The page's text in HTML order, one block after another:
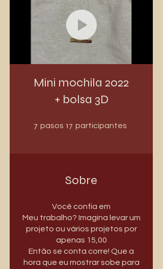
Mini mochila 2022
+ bolsa 3D
7 pasos 7 pasos
17 participantes
Sobre
Você confia em
Meu trabalho? Imagina levar um
projeto ou vários projetos por
apenas 15,00
Então se conta corre! Que a
hora que eu mostrar sobe para